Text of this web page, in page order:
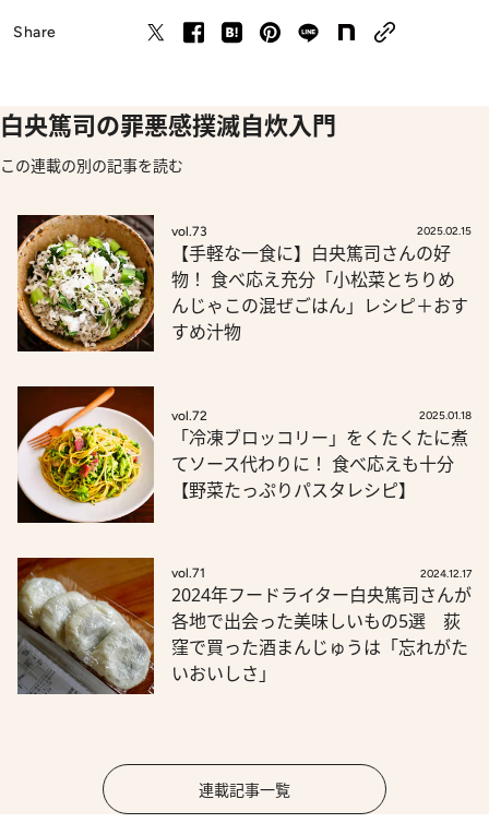
Share
白央篤司の罪悪感撲滅自炊入門
この連載の別の記事を読む
vol.73 2025.02.15
【手軽な一食に】白央篤司さんの好
物！ 食べ応え充分「小松菜とちりめ
んじゃこの混ぜごはん」レシピ＋おす
すめ汁物
vol.72 2025.01.18
「冷凍ブロッコリー」をくたくたに煮
てソース代わりに！ 食べ応えも十分
【野菜たっぷりパスタレシピ】
vol.71 2024.12.17
2024年フードライター白央篤司さんが
各地で出会った美味しいもの5選 荻
窪で買った酒まんじゅうは「忘れがた
いおいしさ」
連載記事一覧